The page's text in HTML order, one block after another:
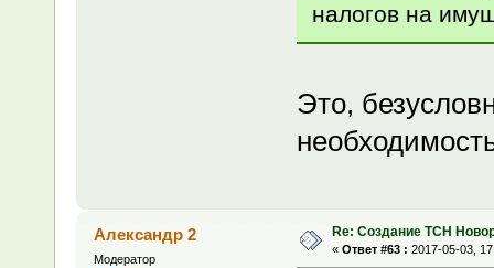
налогов на
Это,
Александр 2
Модератор
Re: Создание ТСН
« Ответ #63 : 2017-05-03,